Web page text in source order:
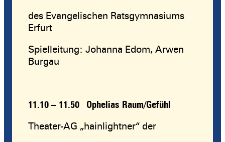
des Evangelischen Ratsgymnasiums
Erfurt
Spielleitung: Johanna Edom, Arwen
Burgau
11.10 – 11.50 Ophelias Raum/Gefühl
Theater-AG „hainlightner“ der